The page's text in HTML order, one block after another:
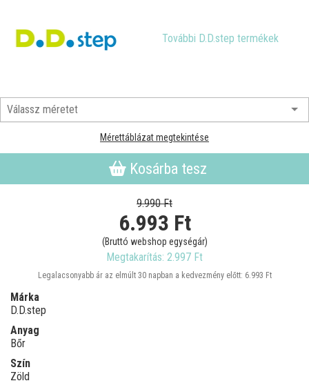
További D.D.step termékek
Mérettáblázat megtekintése
Kosárba tesz
9.990 Ft
6.993 Ft
(Bruttó webshop egységár)
Megtakarítás: 2.997 Ft
Legalacsonyabb ár az elmúlt 30 napban a kedvezmény előtt: 6.993 Ft
Márka
D.D.step
Anyag
Bőr
Szín
Zöld